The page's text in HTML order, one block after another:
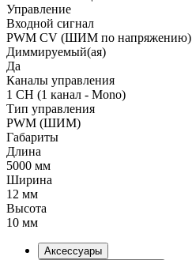
Управление
Входной сигнал
PWM СV (ШИМ по напряжению)
Диммируемый(ая)
Да
Каналы управления
1 CH (1 канал - Mono)
Тип управления
PWM (ШИМ)
Габариты
Длина
5000 мм
Ширина
12 мм
Высота
10 мм
Аксессуары